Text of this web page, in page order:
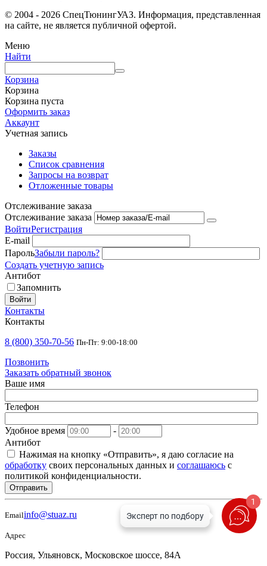
© 2004 - 2026 СпецТюнингУАЗ. Информация, представленная
на сайте, не является публичной офертой.
Меню
Найти
Корзина
Корзина
Корзина пуста
Оформить заказ
Аккаунт
Учетная запись
Заказы
Список сравнения
Запросы на возврат
Отложенные товары
Отслеживание заказа
Отслеживание заказа
ВойтиРегистрация
E-mail
ПарольЗабыли пароль?
Создать учетную запись
Антибот
Запомнить
Войти
Контакты
Контакты
8 (800) 350-70-56 Пн-Пт: 9:00-18:00
Позвонить
Заказать обратный звонок
Ваше имя
Телефон
Удобное время
-
Антибот
Нажимая на кнопку «Отправить», я даю согласие на
обработку своих персональных данных и соглашаюсь с
политикой конфиденциальности.
Отправить
Emailinfo@stuaz.ru
Адрес
Россия, Ульяновск, Московское шоссе, 84А
1